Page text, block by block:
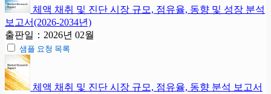
체액 채취 및 진단 시장 규모, 점유율, 동향 및 성장 분석
보고서(2026-2034년)
출판일：2026년 02월
샘플 요청 목록
체액 채취 및 진단 시장 규모, 점유율, 동향 분석 보고서